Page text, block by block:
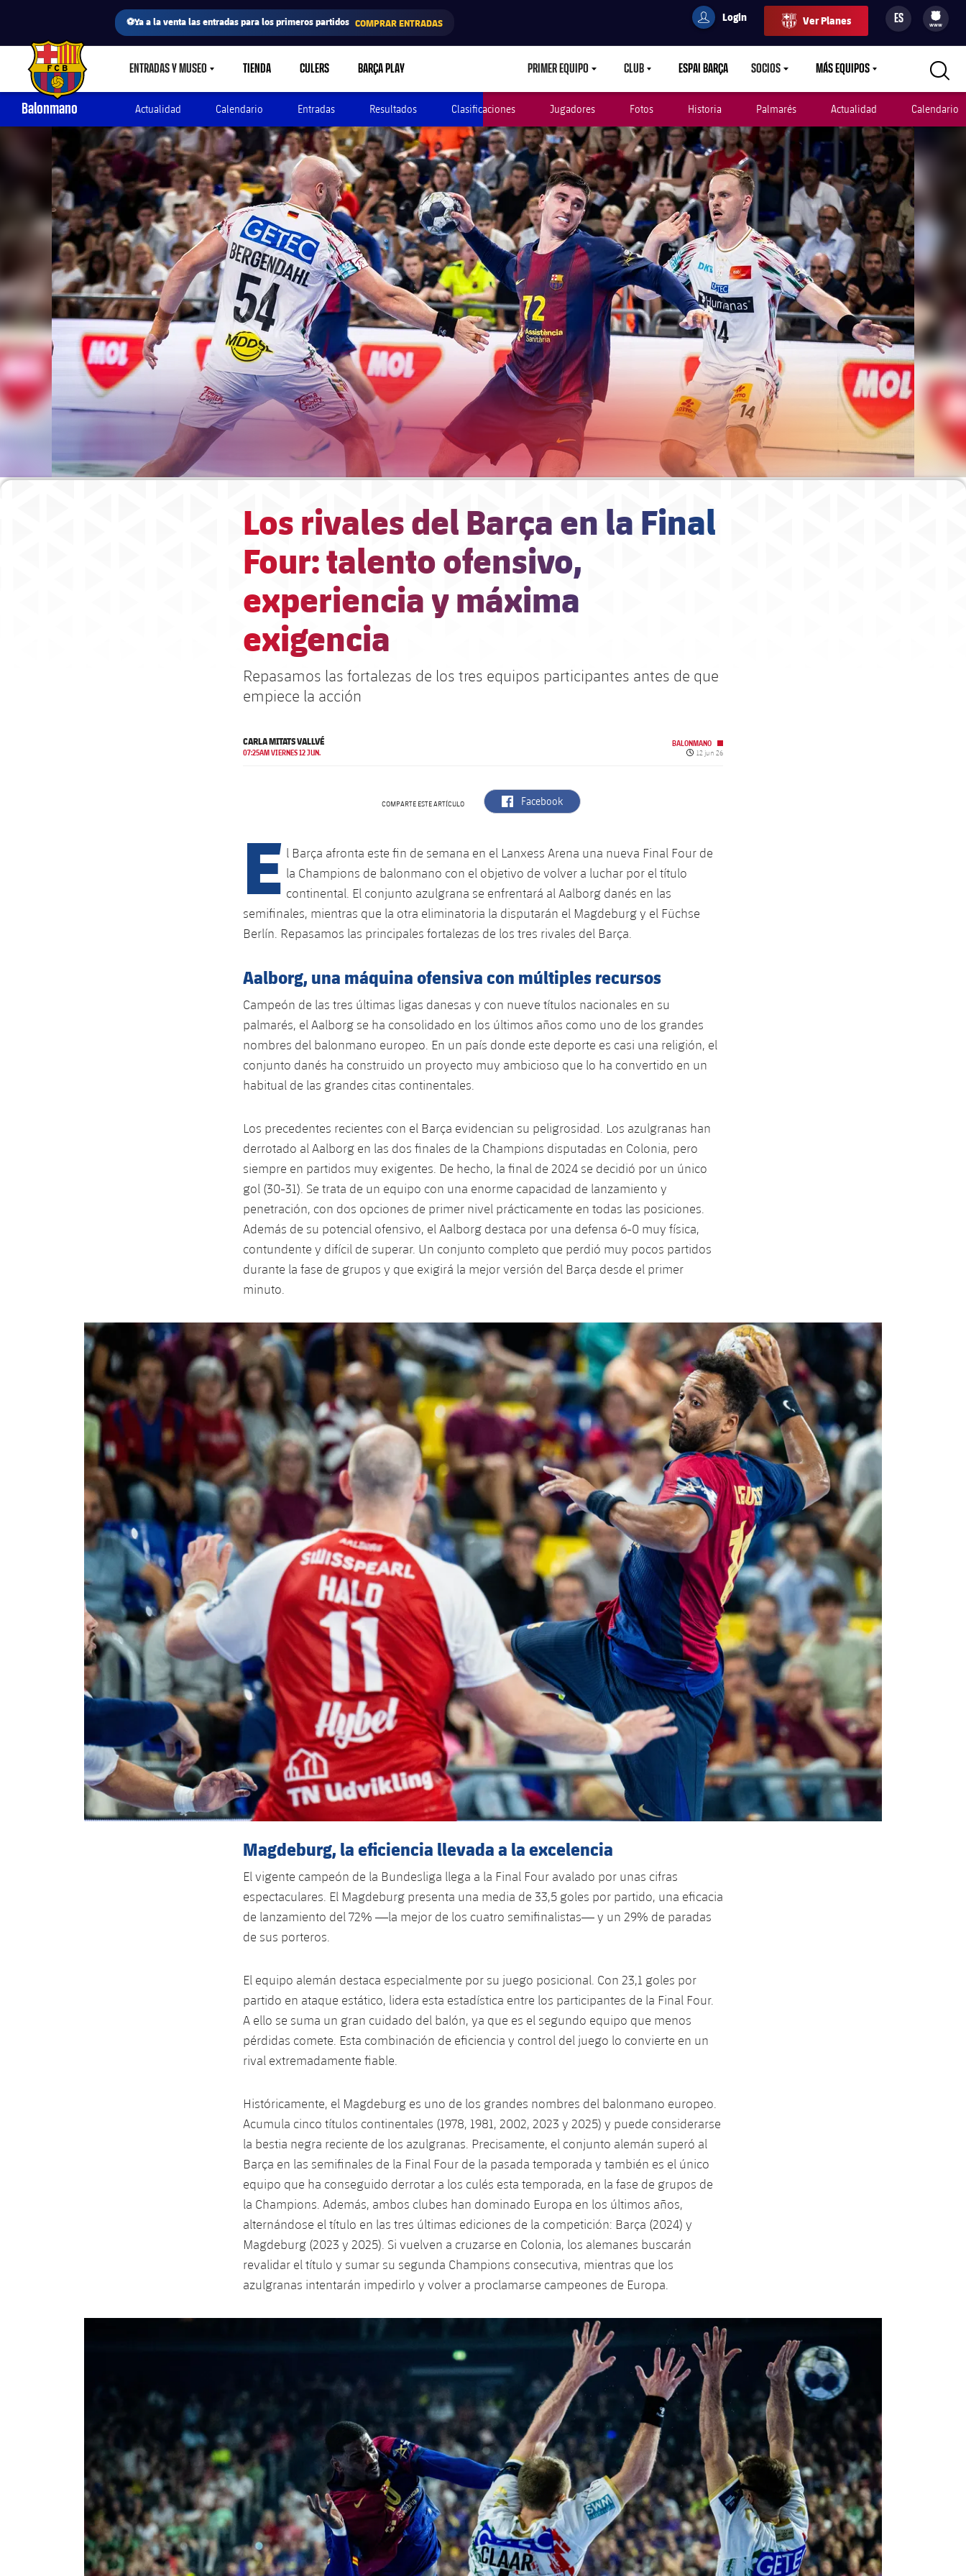
⚽Ya a la venta las entradas para los primeros partidos COMPRAR ENTRADAS userCulers
Login Ver Planes ES
filled-badge
www
FC Barcelona club badge ENTRADAS Y MUSEOLABEL.SHARE.CARETDOWN
TIENDA CULERS BARÇA PLAY PRIMER EQUIPOLABEL.ARIA.CARETDOWN
CLUBLABEL.ARIA.CARETDOWN
ESPAI BARÇA SOCIOSLABEL.ARIA.CARETDOWN
MÁS EQUIPOSLABEL.ARIA.CARETDOWN
Balonmano Actualidad Calendario Entradas Resultados Clasificaciones Jugadores Fotos Historia Palmarés Actualidad Calendario
Los rivales del Barça en la Final
Four: talento ofensivo,
experiencia y máxima
exigencia
Repasamos las fortalezas de los tres equipos participantes antes de que
empiece la acción
CARLA MITATS VALLVÉ
07:25AM VIERNES 12 JUN.
BALONMANO
Fecha de publicación
12 jun 26
COMPARTE ESTE ARTÍCULO label.aria.facebook
Facebook
E l Barça afronta este fin de semana en el Lanxess Arena una nueva Final Four de
la Champions de balonmano con el objetivo de volver a luchar por el título
continental. El conjunto azulgrana se enfrentará al Aalborg danés en las
semifinales, mientras que la otra eliminatoria la disputarán el Magdeburg y el Füchse
Berlín. Repasamos las principales fortalezas de los tres rivales del Barça.
Aalborg, una máquina ofensiva con múltiples recursos
Campeón de las tres últimas ligas danesas y con nueve títulos nacionales en su
palmarés, el Aalborg se ha consolidado en los últimos años como uno de los grandes
nombres del balonmano europeo. En un país donde este deporte es casi una religión, el
conjunto danés ha construido un proyecto muy ambicioso que lo ha convertido en un
habitual de las grandes citas continentales.
Los precedentes recientes con el Barça evidencian su peligrosidad. Los azulgranas han
derrotado al Aalborg en las dos finales de la Champions disputadas en Colonia, pero
siempre en partidos muy exigentes. De hecho, la final de 2024 se decidió por un único
gol (30-31). Se trata de un equipo con una enorme capacidad de lanzamiento y
penetración, con dos opciones de primer nivel prácticamente en todas las posiciones.
Además de su potencial ofensivo, el Aalborg destaca por una defensa 6-0 muy física,
contundente y difícil de superar. Un conjunto completo que perdió muy pocos partidos
durante la fase de grupos y que exigirá la mejor versión del Barça desde el primer
minuto.
Magdeburg, la eficiencia llevada a la excelencia
El vigente campeón de la Bundesliga llega a la Final Four avalado por unas cifras
espectaculares. El Magdeburg presenta una media de 33,5 goles por partido, una eficacia
de lanzamiento del 72% —la mejor de los cuatro semifinalistas— y un 29% de paradas
de sus porteros.
El equipo alemán destaca especialmente por su juego posicional. Con 23,1 goles por
partido en ataque estático, lidera esta estadística entre los participantes de la Final Four.
A ello se suma un gran cuidado del balón, ya que es el segundo equipo que menos
pérdidas comete. Esta combinación de eficiencia y control del juego lo convierte en un
rival extremadamente fiable.
Históricamente, el Magdeburg es uno de los grandes nombres del balonmano europeo.
Acumula cinco títulos continentales (1978, 1981, 2002, 2023 y 2025) y puede considerarse
la bestia negra reciente de los azulgranas. Precisamente, el conjunto alemán superó al
Barça en las semifinales de la Final Four de la pasada temporada y también es el único
equipo que ha conseguido derrotar a los culés esta temporada, en la fase de grupos de
la Champions. Además, ambos clubes han dominado Europa en los últimos años,
alternándose el título en las tres últimas ediciones de la competición: Barça (2024) y
Magdeburg (2023 y 2025). Si vuelven a cruzarse en Colonia, los alemanes buscarán
revalidar el título y sumar su segunda Champions consecutiva, mientras que los
azulgranas intentarán impedirlo y volver a proclamarse campeones de Europa.